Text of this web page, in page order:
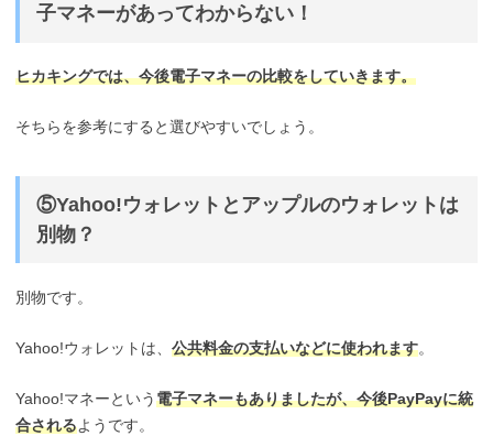
子マネーがあってわからない！
ヒカキングでは、今後電子マネーの比較をしていきます。
そちらを参考にすると選びやすいでしょう。
⑤Yahoo!ウォレットとアップルのウォレットは
別物？
別物です。
Yahoo!ウォレットは、 公共料金の支払いなどに使われます。
Yahoo!マネーという電子マネーもありましたが、今後PayPayに統
合されるようです。